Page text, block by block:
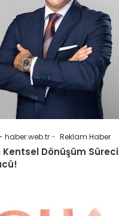
haber.web.tr Reklam Haber
Kentsel Dönüşüm